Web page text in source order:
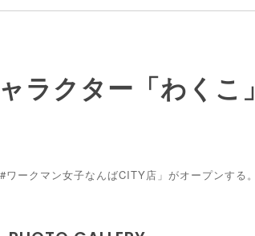
ラクター「わくこ」
ークマン女子なんばCITY店」がオープンする。